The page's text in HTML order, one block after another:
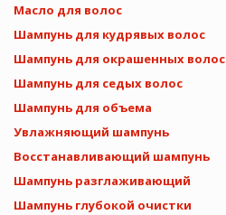
Масло для волос
Шампунь для кудрявых волос
Шампунь для окрашенных волос
Шампунь для седых волос
Шампунь для объема
Увлажняющий шампунь
Восстанавливающий шампунь
Шампунь разглаживающий
Шампунь глубокой очистки